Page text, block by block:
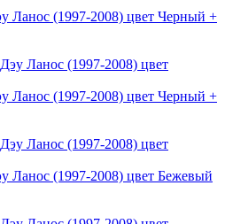
Ланос (1997-2008) цвет Черный +
Ланос (1997-2008) цвет Черный +
Ланос (1997-2008) цвет Бежевый